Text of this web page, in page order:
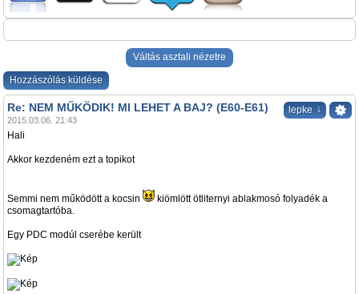
Váltás asztali nézetre
Hozzászólás küldése
lepke ↓
Re: NEM MŰKÖDIK! MI LEHET A BAJ? (E60-E61)
2015.03.06. 21:43
Hali
Akkor kezdeném ezt a topikot
Semmi nem működött a kocsin
kiömlött ötliternyi ablakmosó folyadék a
csomagtartóba.
Egy PDC modúl cserébe került